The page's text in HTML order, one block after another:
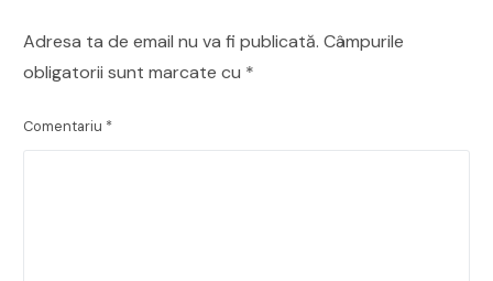
Adresa ta de email nu va fi publicată. Câmpurile
obligatorii sunt marcate cu *
Comentariu *